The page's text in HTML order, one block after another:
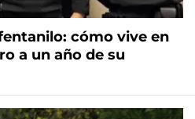
cómo vive en
a un año de su